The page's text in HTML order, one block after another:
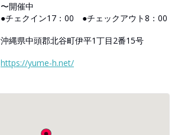
〜開催中
●チェクイン17：00 ●チェックアウト8：00
沖縄県中頭郡北谷町伊平1丁目2番15号
https://yume-h.net/